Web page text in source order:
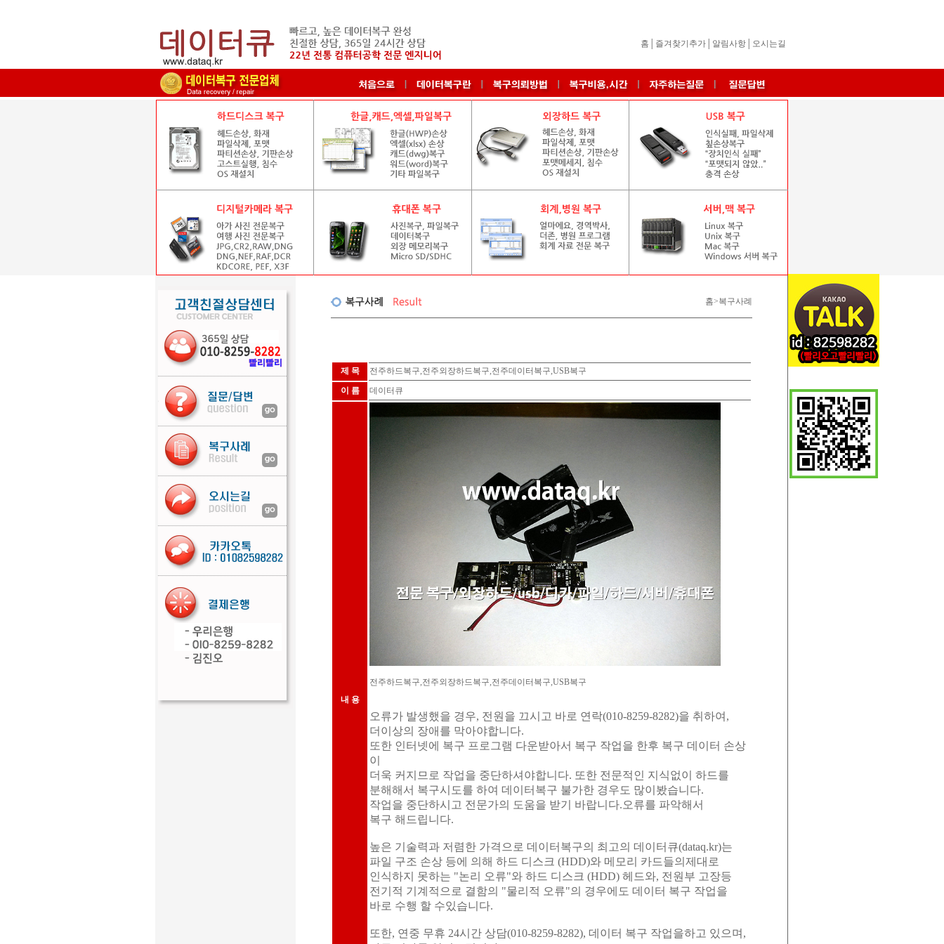
홈 즐겨찾기추가 알림사항 오시는길
홈>복구사례
제 목
전주하드복구,전주외장하드복구,전주데이터복구,USB복구
이 름
데이터큐
내 용
전주하드복구,전주외장하드복구,전주데이터복구,USB복구
오류가 발생했을 경우, 전원을 끄시고 바로 연락(010-8259-8282)을 취하여,
더이상의 장애를 막아야합니다.
또한 인터넷에 복구 프로그램 다운받아서 복구 작업을 한후 복구 데이터 손상
이
더욱 커지므로 작업을 중단하셔야합니다. 또한 전문적인 지식없이 하드를
분해해서 복구시도를 하여 데이터복구 불가한 경우도 많이봤습니다.
작업을 중단하시고 전문가의 도움을 받기 바랍니다.오류를 파악해서
복구 해드립니다.
높은 기술력과 저렴한 가격으로 데이터복구의 최고의 데이터큐(dataq.kr)는
파일 구조 손상 등에 의해 하드 디스크 (HDD)와 메모리 카드들의제대로
인식하지 못하는 "논리 오류"와 하드 디스크 (HDD) 헤드와, 전원부 고장등
전기적 기계적으로 결함의 "물리적 오류"의 경우에도 데이터 복구 작업을
바로 수행 할 수있습니다.
또한, 연중 무휴 24시간 상담(010-8259-8282), 데이터 복구 작업을하고 있으며,